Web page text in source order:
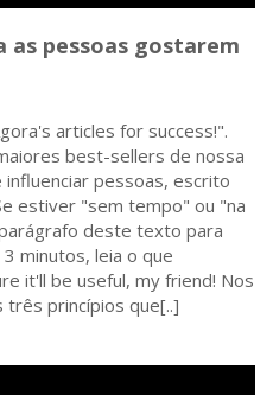
as pessoas gostarem
articles for success!".
best-sellers de nossa
pessoas, escrito
estiver "sem tempo" ou "na
deste texto para
minutos, leia o que
it'll be useful, my friend! Nos
princípios que[..]